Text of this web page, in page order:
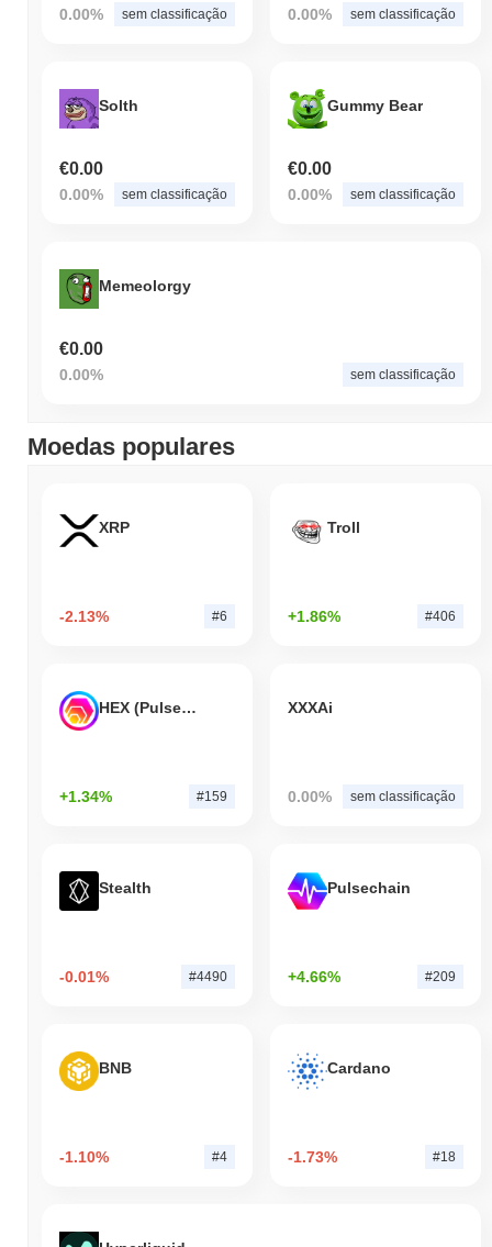
0.00% sem classificação 0.00% sem classificação
Solth
€0.00
0.00% sem classificação
Gummy Bear
€0.00
0.00% sem classificação
Memeolorgy
€0.00
0.00% sem classificação
Moedas populares
XRP
-2.13% #6
Troll
+1.86% #406
HEX (Pulsechain)
+1.34% #159
XXXAi
0.00% sem classificação
Stealth
-0.01% #4490
Pulsechain
+4.66% #209
BNB
-1.10% #4
Cardano
-1.73% #18